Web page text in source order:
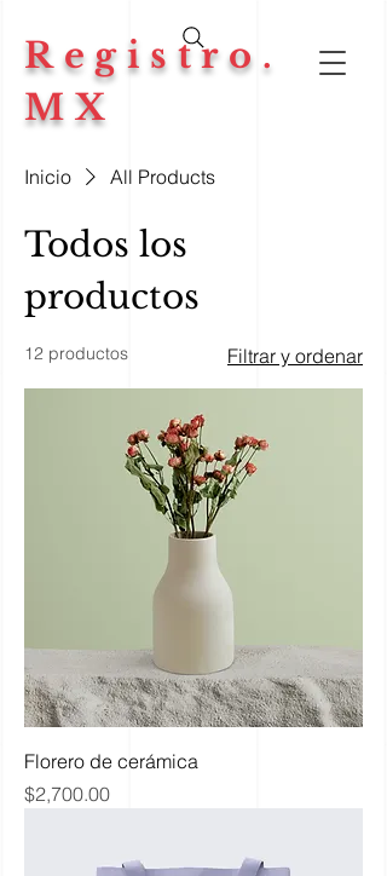
Registro.
MX
Inicio All Products
Todos los
productos
12 productos Filtrar y ordenar
Florero de cerámica
Precio
$2,700.00